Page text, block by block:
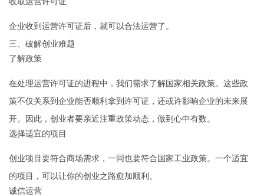
企业收到运营许可证后，就可以合法运营了。
三、破解创业难题
了解政策
在处理运营许可证的进程中，我们需求了解国家相关政策。这些政
策不仅关系到企业能否顺利拿到许可证，还或许影响企业的未来展
开。因此，创业者要亲近注重政策动态，做到心中有数。
选择适宜的项目
创业项目要符合商场需求，一同也要符合国家工业政策。一个适宜
的项目，可以让你的创业之路愈加顺利。
诚信运营